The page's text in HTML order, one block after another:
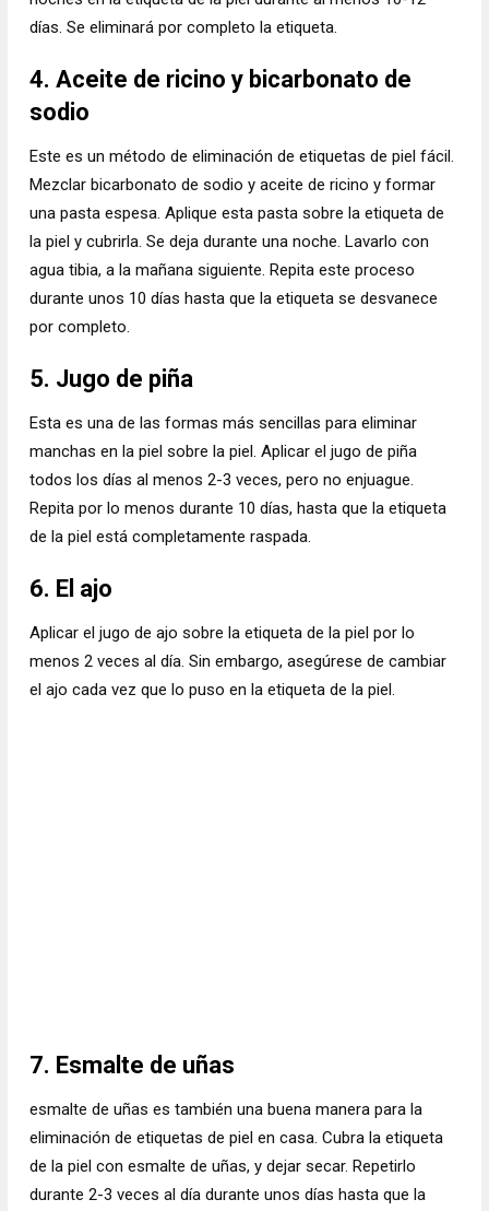
días. Se eliminará por completo la etiqueta.
4. Aceite de ricino y bicarbonato de
sodio
Este es un método de eliminación de etiquetas de piel fácil.
Mezclar bicarbonato de sodio y aceite de ricino y formar
una pasta espesa. Aplique esta pasta sobre la etiqueta de
la piel y cubrirla. Se deja durante una noche. Lavarlo con
agua tibia, a la mañana siguiente. Repita este proceso
durante unos 10 días hasta que la etiqueta se desvanece
por completo.
5. Jugo de piña
Esta es una de las formas más sencillas para eliminar
manchas en la piel sobre la piel. Aplicar el jugo de piña
todos los días al menos 2-3 veces, pero no enjuague.
Repita por lo menos durante 10 días, hasta que la etiqueta
de la piel está completamente raspada.
6. El ajo
Aplicar el jugo de ajo sobre la etiqueta de la piel por lo
menos 2 veces al día. Sin embargo, asegúrese de cambiar
el ajo cada vez que lo puso en la etiqueta de la piel.
7. Esmalte de uñas
esmalte de uñas es también una buena manera para la
eliminación de etiquetas de piel en casa. Cubra la etiqueta
de la piel con esmalte de uñas, y dejar secar. Repetirlo
durante 2-3 veces al día durante unos días hasta que la